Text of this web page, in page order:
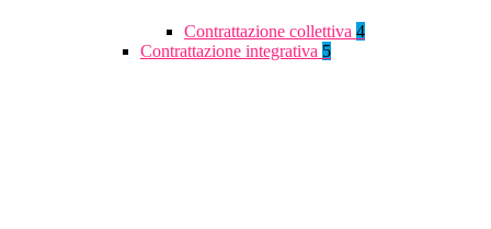
Contrattazione collettiva 4
Contrattazione integrativa 5